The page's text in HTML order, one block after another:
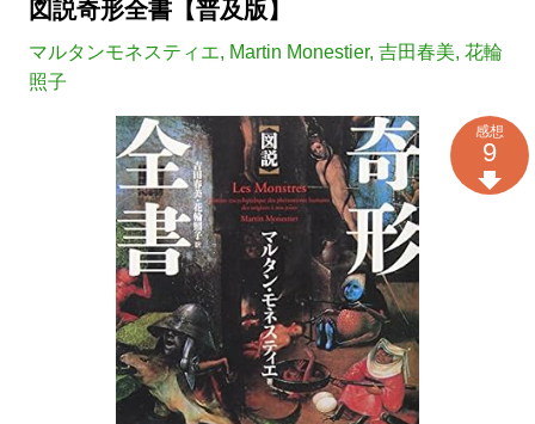
図説奇形全書【普及版】
マルタンモネスティエ, Martin Monestier, 吉田春美, 花輪
照子
感想
9